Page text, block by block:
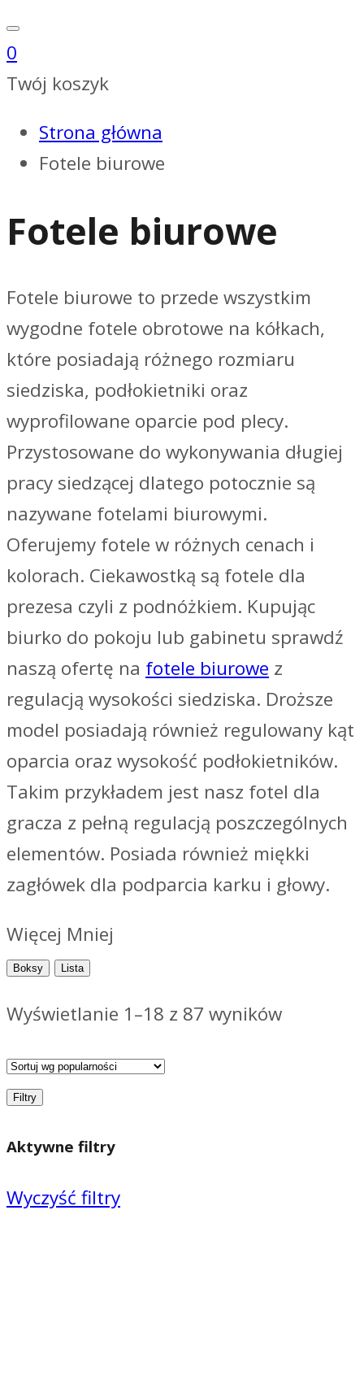
0
Twój koszyk
Strona główna
Fotele biurowe
Fotele biurowe
Fotele biurowe to przede wszystkim
wygodne fotele obrotowe na kółkach,
które posiadają różnego rozmiaru
siedziska, podłokietniki oraz
wyprofilowane oparcie pod plecy.
Przystosowane do wykonywania długiej
pracy siedzącej dlatego potocznie są
nazywane fotelami biurowymi.
Oferujemy fotele w różnych cenach i
kolorach. Ciekawostką są fotele dla
prezesa czyli z podnóżkiem. Kupując
biurko do pokoju lub gabinetu sprawdź
naszą ofertę na fotele biurowe z
regulacją wysokości siedziska. Droższe
model posiadają również regulowany kąt
oparcia oraz wysokość podłokietników.
Takim przykładem jest nasz fotel dla
gracza z pełną regulacją poszczególnych
elementów. Posiada również miękki
zagłówek dla podparcia karku i głowy.
Więcej Mniej
Boksy Lista
Wyświetlanie 1–18 z 87 wyników
Filtry
Aktywne filtry
Wyczyść filtry